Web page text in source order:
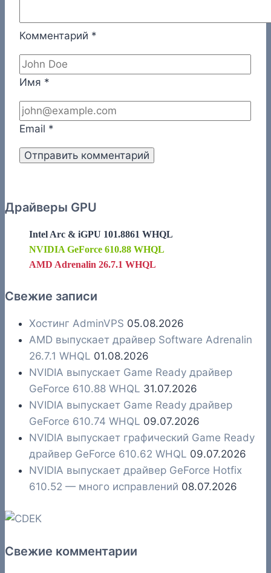
Комментарий *
Имя *
Email *
Драйверы GPU
Intel Arc & iGPU 101.8861 WHQL
NVIDIA GeForce 610.88 WHQL
AMD Adrenalin 26.7.1 WHQL
Свежие записи
Хостинг AdminVPS 05.08.2026
AMD выпускает драйвер Software Adrenalin
26.7.1 WHQL 01.08.2026
NVIDIA выпускает Game Ready драйвер
GeForce 610.88 WHQL 31.07.2026
NVIDIA выпускает Game Ready драйвер
GeForce 610.74 WHQL 09.07.2026
NVIDIA выпускает графический Game Ready
драйвер GeForce 610.62 WHQL 09.07.2026
NVIDIA выпускает драйвер GeForce Hotfix
610.52 — много исправлений 08.07.2026
Свежие комментарии